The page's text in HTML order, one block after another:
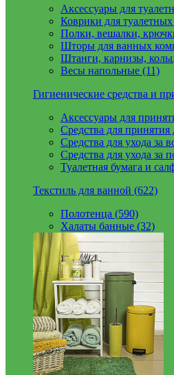
Аксессуары для
Коврики для
Полки, вешалки,
Шторы для ванных
Штанги, карнизы,
Весы напольные (11)
Гигиенические средства и
Аксессуары для
Средства для
Средства для ухода за
Средства для ухода за
Туалетная бумага и
Текстиль для ванной (622)
Полотенца (590)
Халаты банные (32)